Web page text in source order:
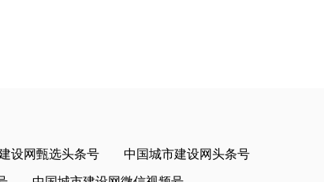
设网甄选头条号 中国城市建设网头条号